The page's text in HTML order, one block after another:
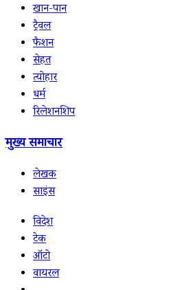
खान-पान
ट्रैवल
फैशन
सेहत
त्योहार
धर्म
रिलेशनशिप
मुख्य समाचार
लेखक
साइंस
विदेश
टेक
ऑटो
वायरल